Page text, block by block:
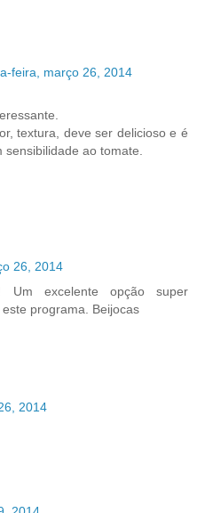
feira, março 26, 2014
textura, deve ser delicioso e é
ao tomate.
26, 2014
Um excelente opção super
programa. Beijocas
2014